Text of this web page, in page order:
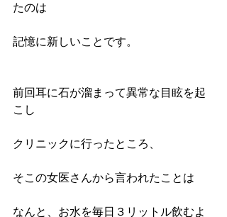
たのは
記憶に新しいことです。
前回耳に石が溜まって異常な目眩を起
こし
クリニックに行ったところ、
そこの女医さんから言われたことは
なんと、お水を毎日３リットル飲むよ